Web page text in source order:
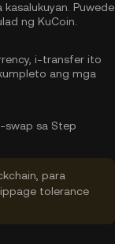
Puwede
ng KuCoin.
i-transfer ito
ang mga
swap sa Step
para
tolerance